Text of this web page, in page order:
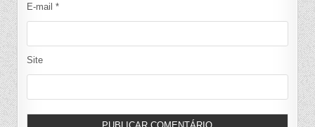
E-mail*
Site